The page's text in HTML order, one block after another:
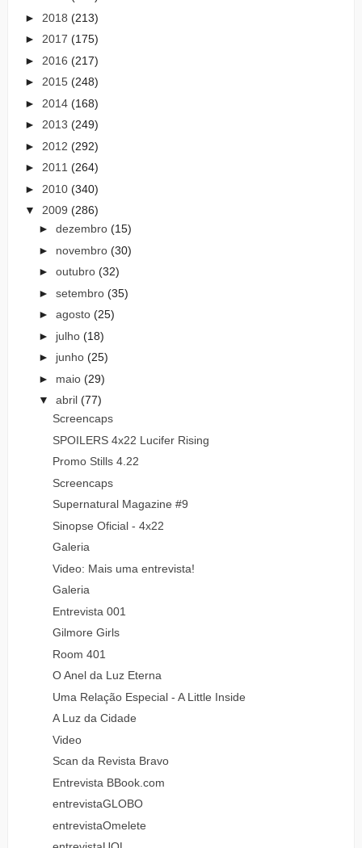
► 2018 (213)
► 2017 (175)
► 2016 (217)
► 2015 (248)
► 2014 (168)
► 2013 (249)
► 2012 (292)
► 2011 (264)
► 2010 (340)
▼ 2009 (286)
► dezembro (15)
► novembro (30)
► outubro (32)
► setembro (35)
► agosto (25)
► julho (18)
► junho (25)
► maio (29)
▼ abril (77)
Screencaps
SPOILERS 4x22 Lucifer Rising
Promo Stills 4.22
Screencaps
Supernatural Magazine #9
Sinopse Oficial - 4x22
Galeria
Video: Mais uma entrevista!
Galeria
Entrevista 001
Gilmore Girls
Room 401
O Anel da Luz Eterna
Uma Relação Especial - A Little Inside
A Luz da Cidade
Video
Scan da Revista Bravo
Entrevista BBook.com
entrevistaGLOBO
entrevistaOmelete